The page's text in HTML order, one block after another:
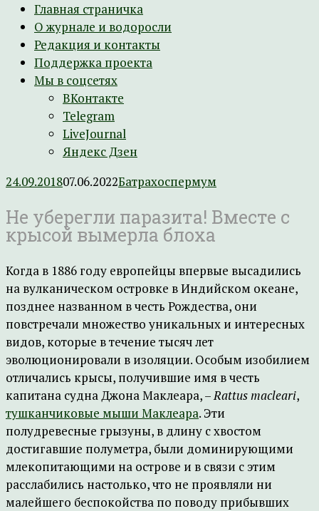
Главная страничка
О журнале и водоросли
Редакция и контакты
Поддержка проекта
Мы в соцсетях
ВКонтакте
Telegram
LiveJournal
Яндекс Дзен
24.09.201807.06.2022Батрахоспермум
Не уберегли паразита! Вместе с
крысой вымерла блоха
Когда в 1886 году европейцы впервые высадились
на вулканическом островке в Индийском океане,
позднее названном в честь Рождества, они
повстречали множество уникальных и интересных
видов, которые в течение тысяч лет
эволюционировали в изоляции. Особым изобилием
отличались крысы, получившие имя в честь
капитана судна Джона Маклеара, –Rattus macleari,
тушканчиковые мыши Маклеара. Эти
полудревесные грызуны, в длину с хвостом
достигавшие полуметра, были доминирующими
млекопитающими на острове и в связи с этим
расслабились настолько, что не проявляли ни
малейшего беспокойства по поводу прибывших